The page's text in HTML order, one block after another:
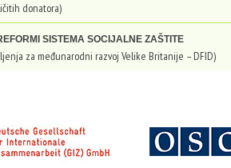
donatora)
SISTEMA SOCIJALNE ZAŠTITE
za međunarodni razvoj Velike Britanije – DFID)